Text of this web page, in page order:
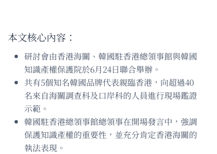
本文核心內容：
研討會由香港海關、韓國駐香港總領事館與韓國
知識產權保護院於6月24日聯合舉辦。
共有5個知名韓國品牌代表親臨香港，向超過40
名來自海關調查科及口岸科的人員進行現場鑑證
示範。
韓國駐香港總領事館總領事在開場發言中，強調
保護知識產權的重要性，並充分肯定香港海關的
執法表現。